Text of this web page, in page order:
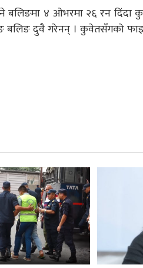
बलिङमा ४ ओभरमा २६ रन
बलिङ दुवै गरेनन् । कुवेतसँगको